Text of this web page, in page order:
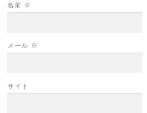
名前 ※
メール ※
サイト